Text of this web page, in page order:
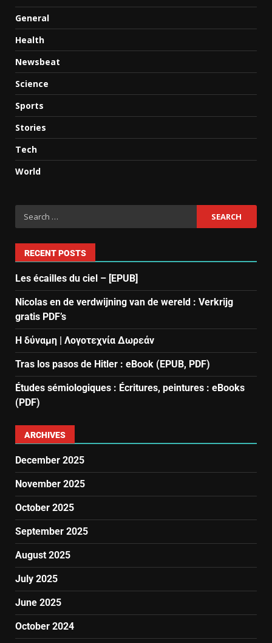
General
Health
Newsbeat
Science
Sports
Stories
Tech
World
RECENT POSTS
Les écailles du ciel – [EPUB]
Nicolas en de verdwijning van de wereld : Verkrijg
gratis PDF’s
Η δύναμη | Λογοτεχνία Δωρεάν
Tras los pasos de Hitler : eBook (EPUB, PDF)
Études sémiologiques : Écritures, peintures : eBooks
(PDF)
ARCHIVES
December 2025
November 2025
October 2025
September 2025
August 2025
July 2025
June 2025
October 2024